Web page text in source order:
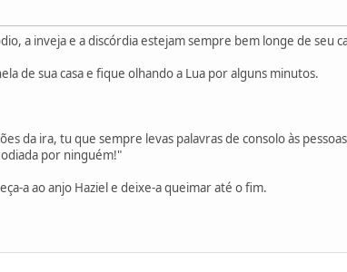
a inveja e a discórdia estejam sempre bem longe de seu
de sua casa e fique olhando a Lua por alguns minutos.
da ira, tu que sempre levas palavras de consolo às
por ninguém!"
a ao anjo Haziel e deixe-a queimar até o fim.